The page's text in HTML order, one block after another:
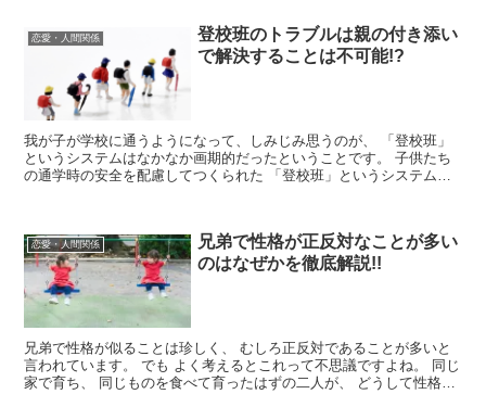
恋愛・人間関係
登校班のトラブルは親の付き添い
で解決することは不可能!?
我が子が学校に通うようになって、しみじみ思うのが、 「登校班」
というシステムはなかなか画期的だったということです。 子供たち
の通学時の安全を配慮してつくられた 「登校班」というシステム。
恋愛・人間関係
兄弟で性格が正反対なことが多い
のはなぜかを徹底解説!!
兄弟で性格が似ることは珍しく、 むしろ正反対であることが多いと
言われています。 でも よく考えるとこれって不思議ですよね。 同じ
家で育ち、 同じものを食べて育ったはずの二人が、 どうして性格だ